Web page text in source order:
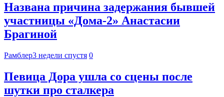
Названа причина задержания бывшей
участницы «Дома-2» Анастасии
Брагиной
Рамблер3 недели спустя 0
Певица Дора ушла со сцены после
шутки про сталкера